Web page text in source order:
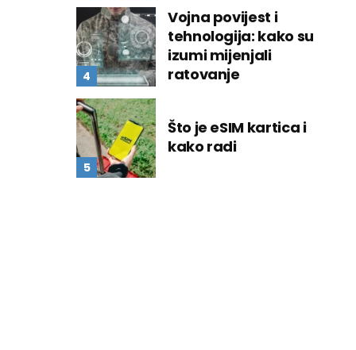
Vojna povijest i
tehnologija: kako su
izumi mijenjali
ratovanje
Što je eSIM kartica i
kako radi